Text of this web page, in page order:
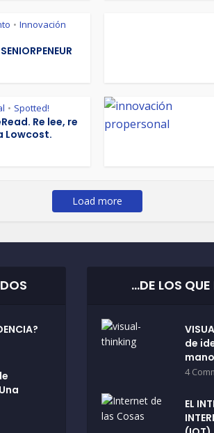
• Innovación
• Spotted!
Re lee, re
Lowcost.
Load more
…DE LOS
de
4
EL